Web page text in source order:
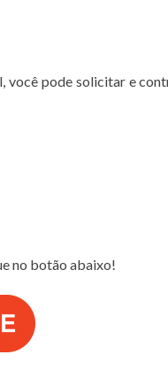
você pode solicitar e
no botão abaixo!